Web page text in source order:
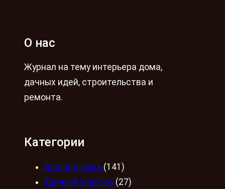
О нас
Журнал на тему интерьера дома,
дачных идей, строительства и
ремонта.
Категории
Всё для дома (141)
Дачный участок (27)